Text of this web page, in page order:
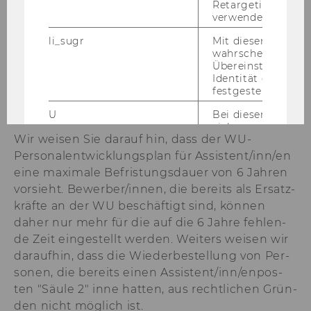
Lo­gis­tik
ist vor­aus­sicht­lich ab 1. März 2009 bis
eine Stel­le für einen As­sis­
(Ar­beit­neh­me­rIn der
Wirt­schafts­uni­ver­si­tät Wien gem. § 128 UG
2002 idgF)
zu be­set­zen.
Wir wei­sen Sie dar­auf hin, dass der WU-​
Personalentwicklungsplan für As­sis­tent/inn/en
eine ma­xi­ma­le Be­fris­tungs­dau­er von 6 Jah­ren
vor­sieht. Be­wer­ber/innen, die be­reits als Er­satz­
kräf­te an der WU be­schäf­tigt sind, kön­nen
daher nur mehr für die auf die 6 Jahre feh­len­
de Zeit ein­ge­stellt wer­den. Wei­ters wei­sen wir
dar­auf­hin, dass die Wie­der­be­stel­lung von Per­
so­nen, die be­reits einen As­sis­tent/inn/en­pos­
ten "Säule 2" inne hat­ten, aus recht­li­chen Grün­
den nicht mög­lich ist.
Retargeting und
verwendet wird.
li_sugr
Mit diesem
Identität eines
festgestellt.
U
Bei diesem
sich um eine
für Nutzer.
_guid
Mit diesem
LinkedIn Mitglied
über Google Ads
BizographicsOptOut
Mit diesem
Ablehnungsstatus
Tracking durch
lidc
Dieses Cookie
Auswahl des